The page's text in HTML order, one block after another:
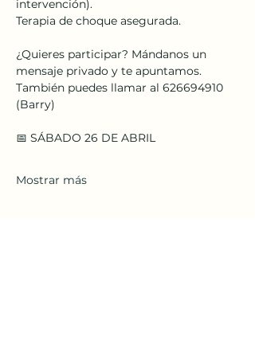
intervención).
Terapia de choque asegurada.
¿Quieres participar? Mándanos un
mensaje privado y te apuntamos.
También puedes llamar al 626694910
(Barry)
📅 SÁBADO 26 DE ABRIL
Mostrar más